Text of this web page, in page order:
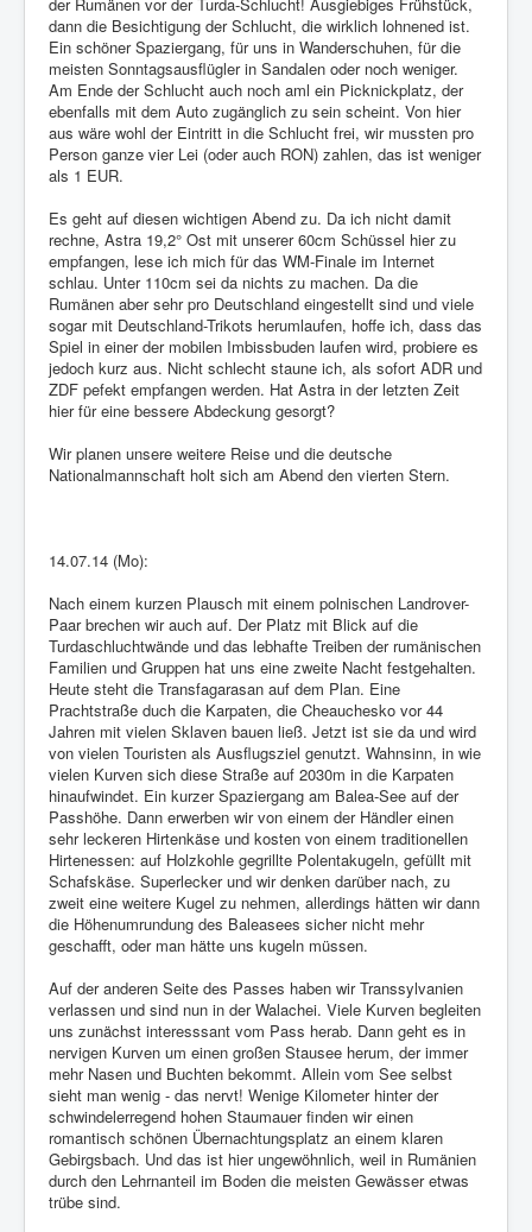
dann die Besichtigung der Schlucht, die wirklich lohnened ist.
Ein schöner Spaziergang, für uns in Wanderschuhen, für die
meisten Sonntagsausflügler in Sandalen oder noch weniger.
Am Ende der Schlucht auch noch aml ein Picknickplatz, der
ebenfalls mit dem Auto zugänglich zu sein scheint. Von hier
aus wäre wohl der Eintritt in die Schlucht frei, wir mussten pro
Person ganze vier Lei (oder auch RON) zahlen, das ist weniger
als 1 EUR.
Es geht auf diesen wichtigen Abend zu. Da ich nicht damit
rechne, Astra 19,2° Ost mit unserer 60cm Schüssel hier zu
empfangen, lese ich mich für das WM-Finale im Internet
schlau. Unter 110cm sei da nichts zu machen. Da die
Rumänen aber sehr pro Deutschland eingestellt sind und viele
sogar mit Deutschland-Trikots herumlaufen, hoffe ich, dass das
Spiel in einer der mobilen Imbissbuden laufen wird, probiere es
jedoch kurz aus. Nicht schlecht staune ich, als sofort ADR und
ZDF pefekt empfangen werden. Hat Astra in der letzten Zeit
hier für eine bessere Abdeckung gesorgt?
Wir planen unsere weitere Reise und die deutsche
Nationalmannschaft holt sich am Abend den vierten Stern.
14.07.14 (Mo):
Nach einem kurzen Plausch mit einem polnischen Landrover-
Paar brechen wir auch auf. Der Platz mit Blick auf die
Turdaschluchtwände und das lebhafte Treiben der rumänischen
Familien und Gruppen hat uns eine zweite Nacht festgehalten.
Heute steht die Transfagarasan auf dem Plan. Eine
Prachtstraße duch die Karpaten, die Cheauchesko vor 44
Jahren mit vielen Sklaven bauen ließ. Jetzt ist sie da und wird
von vielen Touristen als Ausflugsziel genutzt. Wahnsinn, in wie
vielen Kurven sich diese Straße auf 2030m in die Karpaten
hinaufwindet. Ein kurzer Spaziergang am Balea-See auf der
Passhöhe. Dann erwerben wir von einem der Händler einen
sehr leckeren Hirtenkäse und kosten von einem traditionellen
Hirtenessen: auf Holzkohle gegrillte Polentakugeln, gefüllt mit
Schafskäse. Superlecker und wir denken darüber nach, zu
zweit eine weitere Kugel zu nehmen, allerdings hätten wir dann
die Höhenumrundung des Baleasees sicher nicht mehr
geschafft, oder man hätte uns kugeln müssen.
Auf der anderen Seite des Passes haben wir Transsylvanien
verlassen und sind nun in der Walachei. Viele Kurven begleiten
uns zunächst interesssant vom Pass herab. Dann geht es in
nervigen Kurven um einen großen Stausee herum, der immer
mehr Nasen und Buchten bekommt. Allein vom See selbst
sieht man wenig - das nervt! Wenige Kilometer hinter der
schwindelerregend hohen Staumauer finden wir einen
romantisch schönen Übernachtungsplatz an einem klaren
Gebirgsbach. Und das ist hier ungewöhnlich, weil in Rumänien
durch den Lehrnanteil im Boden die meisten Gewässer etwas
trübe sind.